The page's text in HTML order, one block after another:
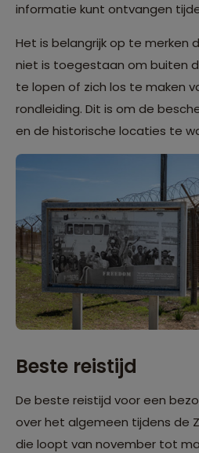
informatie kunt ontvangen
Het is belangrijk op te merken
niet is toegestaan om buiten
te lopen of zich los te maken
rondleiding. Dit is om de
en de historische locaties te
Beste reistijd
De beste reistijd voor een
over het algemeen tijdens de
die loopt van november tot